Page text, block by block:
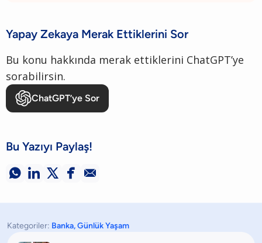
Yapay Zekaya Merak Ettiklerini Sor
Bu konu hakkında merak ettiklerini ChatGPT’ye
sorabilirsin.
ChatGPT’ye Sor
Bu Yazıyı Paylaş!
    
Kategoriler: Banka,Günlük Yaşam